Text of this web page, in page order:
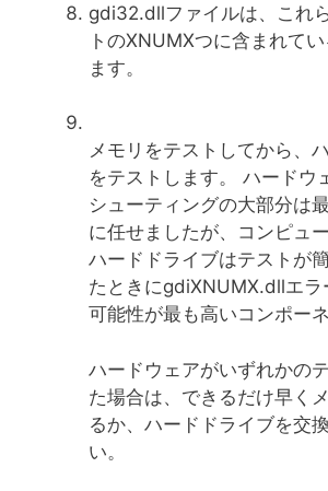
gdi32.dllファイルは、これ
トのXNUMXつに含まれて
ます。
メモリをテストしてから、
をテストします。 ハードウ
シューティングの大部分は
に任せましたが、コンピュ
ハードドライブはテストが
たときにgdiXNUMX.dllエラ
可能性が最も高いコンポーネ
ハードウェアがいずれかの
た場合は、できるだけ早く
るか、ハードドライブを交
い。